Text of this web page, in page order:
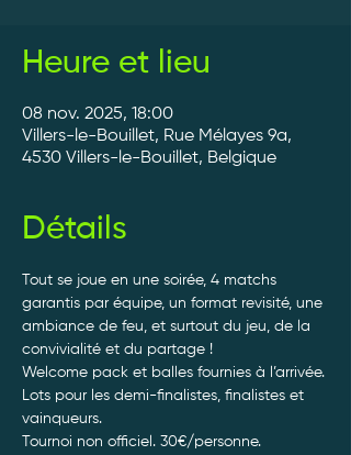
Heure et lieu
08 nov. 2025, 18:00
Villers-le-Bouillet, Rue Mélayes 9a,
4530 Villers-le-Bouillet, Belgique
Détails
Tout se joue en une soirée, 4 matchs
garantis par équipe, un format revisité, une
ambiance de feu, et surtout du jeu, de la
convivialité et du partage !
Welcome pack et balles fournies à l’arrivée.
Lots pour les demi-finalistes, finalistes et
vainqueurs.
Tournoi non officiel. 30€/personne.